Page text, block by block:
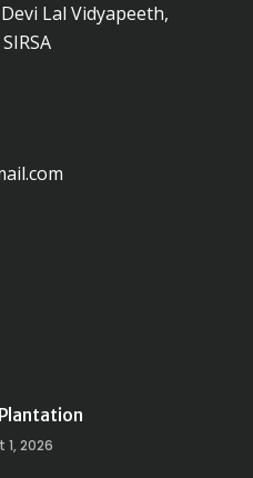
Lal Vidyapeeth,
1, 2026